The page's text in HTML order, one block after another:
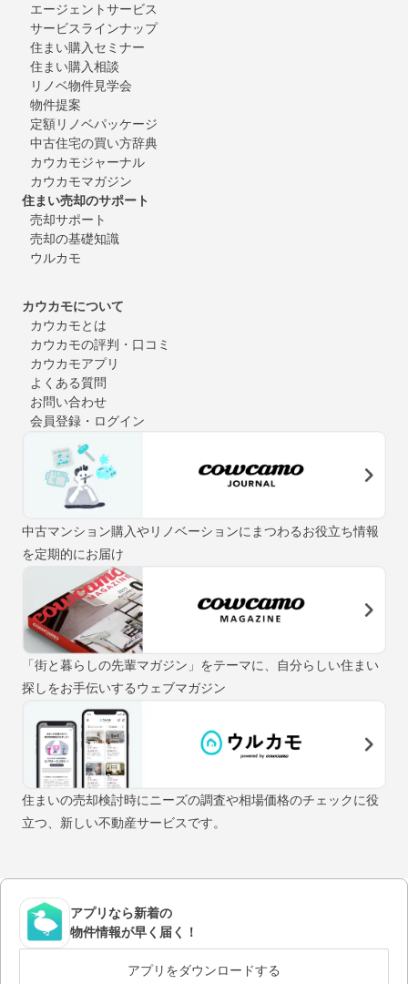
エージェントサービス
サービスラインナップ
住まい購入セミナー
住まい購入相談
リノベ物件見学会
物件提案
定額リノベパッケージ
中古住宅の買い方辞典
カウカモジャーナル
カウカモマガジン
住まい売却のサポート
売却サポート
売却の基礎知識
ウルカモ
カウカモについて
カウカモとは
カウカモの評判・口コミ
カウカモアプリ
よくある質問
お問い合わせ
会員登録・ログイン
中古マンション購入やリノベーションにまつわるお役立ち情報
を定期的にお届け
「街と暮らしの先輩マガジン」をテーマに、自分らしい住まい
探しをお手伝いするウェブマガジン
住まいの売却検討時にニーズの調査や相場価格のチェックに役
立つ、新しい不動産サービスです。
アプリなら新着の
物件情報が早く届く！
アプリをダウンロードする